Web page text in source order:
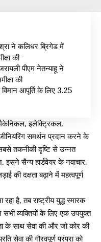
ने कलिधर ब्रिगेड में
की
पीएम नेतन्याहू ने
की
आपूर्ति के लिए 3.25
इलेक्ट्रिकल,
समर्थन प्रदान करने के
सबसे तकनीकी दृष्टि से उन्नत
सैन्य हार्डवेयर के नवाचार,
की दक्षता बढ़ाने में महत्वपूर्ण
है, तब राष्ट्रीय युद्ध स्मारक
व्यक्तियों के लिए एक उपयुक्त
के साथ सेवा की और जो कोर की
सेवा की गौरवपूर्ण परंपरा को